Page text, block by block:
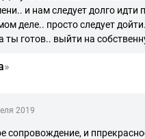
и нам следует долго
деле.. просто следует
готов.. выйти на
»
2019
сопровождение, и